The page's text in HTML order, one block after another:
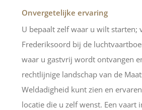
Onvergetelijke ervaring
U bepaalt zelf waar u wilt starten;
Frederiksoord bij de
waar u gastvrij wordt ontvangen
rechtlijnige landschap van de
Weldadigheid kunt zien en
locatie die u zelf wenst. Een vaart